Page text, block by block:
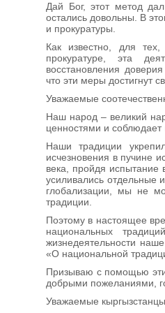
Дай Бог, этот метод
остались довольны. В
и прокуратуры.
Как известно, для
прокуратуре, эта
восстановления
что эти меры достигнут
Уважаемые
Наш народ – великий
ценностями и
Наши традиции
исчезновения в пучине
века, пройдя испытание
усиливались отдельные
глобализации, мы не
традиции.
Поэтому в настоящее
национальных
жизнедеятельности
«О национальной
Призываю с помощью
добрыми пожеланиями,
Уважаемые